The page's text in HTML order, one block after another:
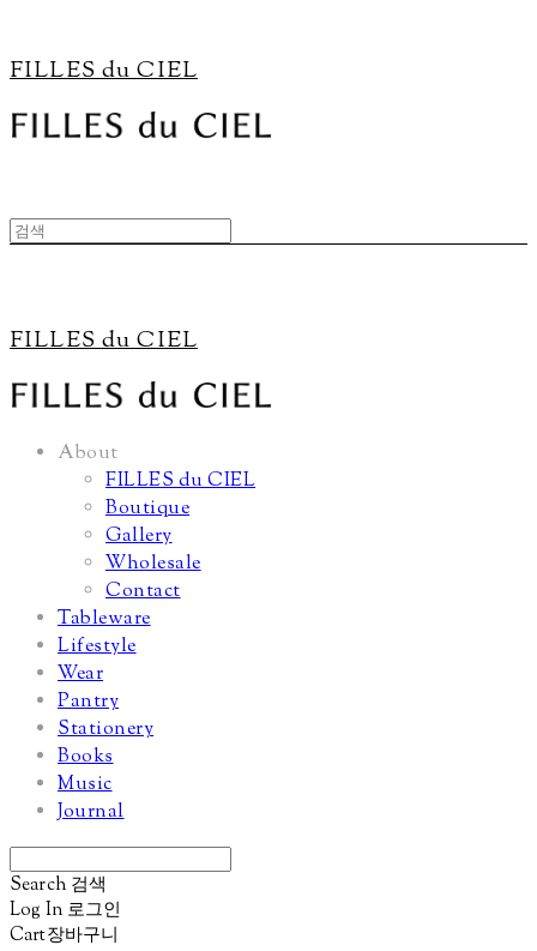
FILLES du CIEL
FILLES du CIEL
About
FILLES du CIEL
Boutique
Gallery
Wholesale
Contact
Tableware
Lifestyle
Wear
Pantry
Stationery
Books
Music
Journal
Search 검색
Log In 로그인
Cart장바구니